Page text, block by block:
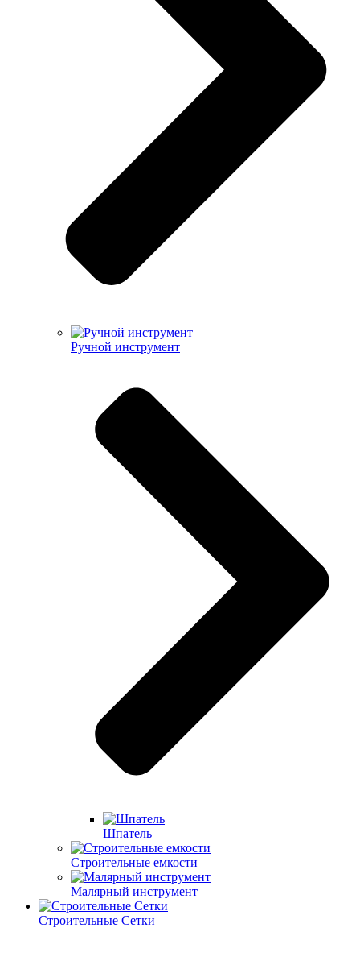
Ручной инструмент
Шпатель
Строительные емкости
Малярный инструмент
Строительные Сетки